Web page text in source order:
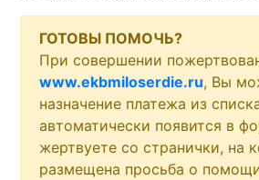
ГОТОВЫ ПОМОЧЬ?
При совершении
www.ekbmiloserdie.ru, Вы
назначение платежа из
автоматически появится в
жертвуете со странички, на
размещена просьба о